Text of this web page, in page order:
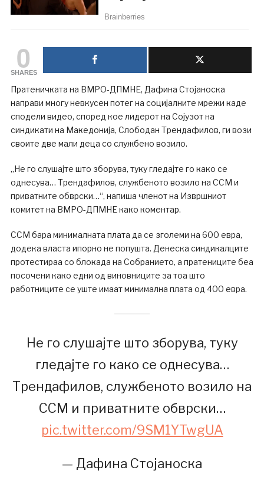
0
SHARES
Пратеничката на ВМРО-ДПМНЕ, Дафина Стојаноска
направи многу невкусен потег на социјалните мрежи каде
сподели видео, според кое лидерот на Сојузот на
синдикати на Македонија, Слободан Трендафилов, ги вози
своите две мали деца со службено возило.
„Не го слушајте што зборува, туку гледајте го како се
однесува… Трендафилов, службеното возило на ССМ и
приватните обврски…“, напиша членот на Извршниот
комитет на ВМРО-ДПМНЕ како коментар.
ССМ бара минималната плата да се зголеми на 600 евра,
додека власта ипорно не попушта. Денеска синдикалците
протестираа со блокада на Собранието, а пратениците беа
посочени како едни од виновниците за тоа што
работниците се уште имаат минимална плата од 400 евра.
Не го слушајте што зборува, туку
гледајте го како се однесува…
Трендафилов, службеното возило на
ССМ и приватните обврски…
pic.twitter.com/9SM1YTwgUA
— Дафина Стојаноска